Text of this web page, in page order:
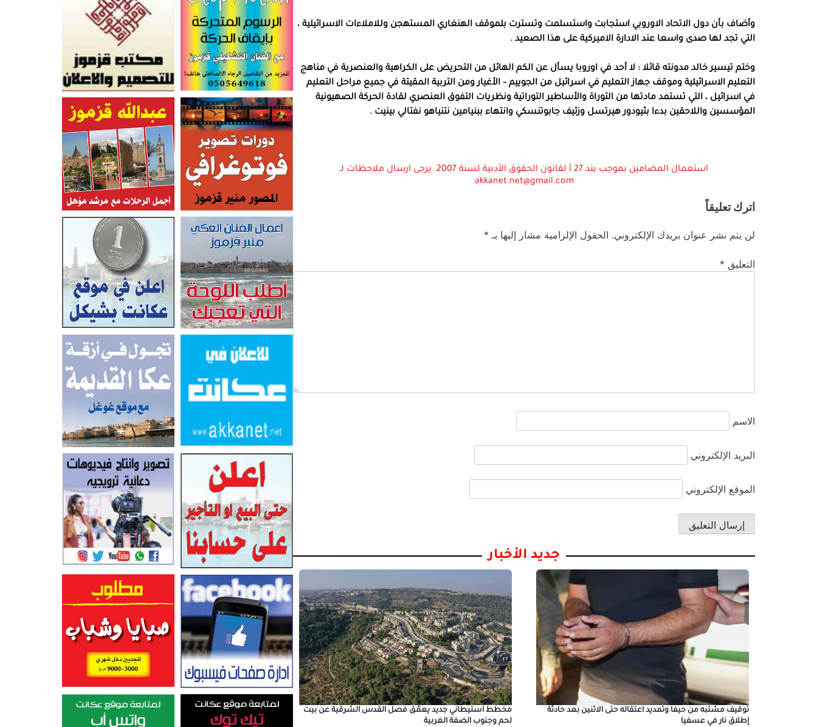
وأضاف بأن دول الاتحاد الاوروبي استجابت واستسلمت وتسترت بلموقف الهنغاري المستهجن وللاملاءات الاسرائيلية ،
التي تجد لها صدى واسعا عند الادارة الاميركية على هذا الصعيد .
وختم تيسير خالد مدونته قائلا : لا أحد في اوروبا يسأل عن الكم الهائل من التحريض على الكراهية والعنصرية في مناهج
التعليم الاسرائيلية وموقف جهاز التعليم في اسرائيل من الجوييم – الأغيار ومن التربية المقيتة في جميع مراحل التعليم
في اسرائيل ، التي تستمد مادتها من التوراة والأساطير التوراتية ونظريات التفوق العنصري لقادة الحركة الصهيونية
المؤسسين واللاحقين بدءا بثيودور هيرتسل وزئيف جابوتنسكي وانتهاء ببنيامين نتنياهو نفتالي بينيت .
استعمال المضامين بموجب بند 27 أ لقانون الحقوق الأدبية لسنة 2007. يرجى ارسال ملاحظات لـ
akkanet.net@gmail.com
اترك تعليقاً
لن يتم نشر عنوان بريدك الإلكتروني. الحقول الإلزامية مشار إليها بـ *
التعليق *
الاسم
البريد الإلكتروني
الموقع الإلكتروني
جديد الأخبار
توقيف مشتبه من حيفا وتمديد اعتقاله حتى الاثنين بعد حادثة
إطلاق نار في عسفيا
مخطط استيطاني جديد يعمّق فصل القدس الشرقية عن بيت
لحم وجنوب الضفة الغربية